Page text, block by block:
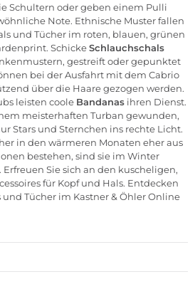
Schultern oder geben einem Pulli
Note. Ethnische Muster fallen
und Tücher im roten, blauen, grünen
SchickeSchlauchschals
gestreift oder gepunktet
bei der Ausfahrt mit dem Cabrio
über die Haare gezogen werden.
leisten coole Bandanas ihren Dienst.
meisterhaften Turban gewunden,
Stars und Sternchen ins rechte Licht.
in den wärmeren Monaten eher aus
bestehen, sind sie im Winter
Sie sich an den kuscheligen,
für Kopf und Hals. Entdecken
Tücher im Kastner & Öhler Online